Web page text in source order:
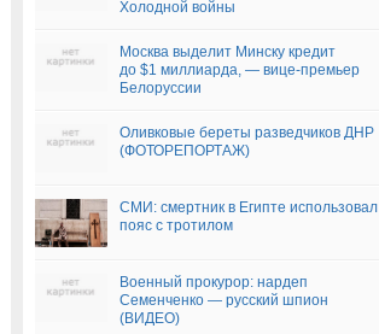
Холодной войны
Москва выделит Минску кредит
до $1 миллиарда, — вице-премьер
Белоруссии
Оливковые береты разведчиков ДНР
(ФОТОРЕПОРТАЖ)
СМИ: смертник в Египте использовал
пояс с тротилом
Военный прокурор: нардеп
Семенченко — русский шпион
(ВИДЕО)